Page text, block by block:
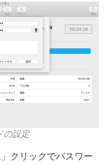
の設定
クリックでパスワー